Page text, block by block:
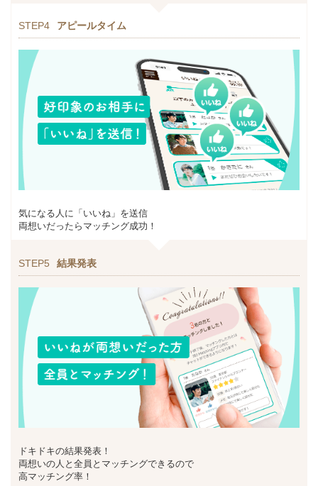
STEP4 アピールタイム
気になる人に「いいね」を送信
両想いだったらマッチング成功！
STEP5 結果発表
ドキドキの結果発表！
両想いの人と全員とマッチングできるので
高マッチング率！